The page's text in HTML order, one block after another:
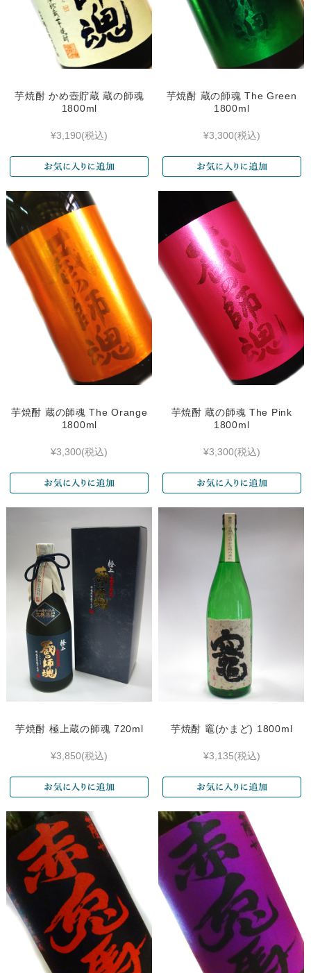
芋焼酎 かめ壺貯蔵 蔵の師魂
1800ml
¥3,190(税込)
芋焼酎 蔵の師魂 The Green
1800ml
¥3,300(税込)
芋焼酎 蔵の師魂 The Orange
1800ml
¥3,300(税込)
芋焼酎 蔵の師魂 The Pink
1800ml
¥3,300(税込)
芋焼酎 極上蔵の師魂 720ml
¥3,850(税込)
芋焼酎 竈(かまど) 1800ml
¥3,135(税込)